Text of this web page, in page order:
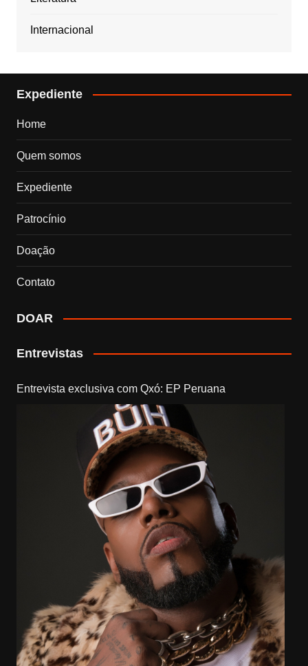
Internacional
Expediente
Home
Quem somos
Expediente
Patrocínio
Doação
Contato
DOAR
Entrevistas
Entrevista exclusiva com Qxó: EP Peruana